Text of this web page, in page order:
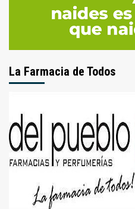
La Farmacia de Todos